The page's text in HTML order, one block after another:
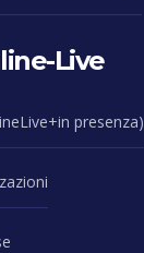
Live
presenza)